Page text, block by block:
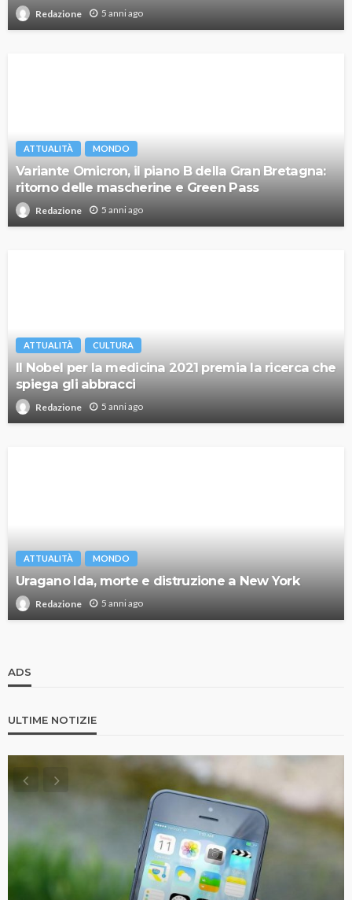
Redazione 5 anni ago
ATTUALITÀ MONDO
Variante Omicron, il piano B della Gran Bretagna:
ritorno delle mascherine e Green Pass
Redazione 5 anni ago
ATTUALITÀ CULTURA
Il Nobel per la medicina 2021 premia la ricerca che
spiega gli abbracci
Redazione 5 anni ago
ATTUALITÀ MONDO
Uragano Ida, morte e distruzione a New York
Redazione 5 anni ago
ADS
ULTIME NOTIZIE